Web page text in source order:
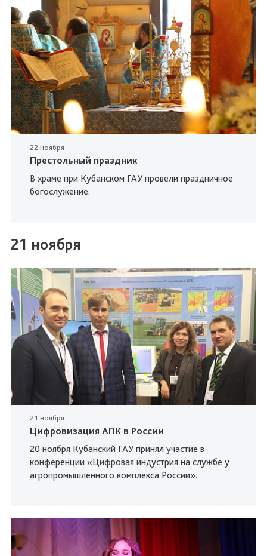
22 ноября
Престольный праздник
В храме при Кубанском ГАУ провели праздничное
богослужение.
21 ноября
21 ноября
Цифровизация АПК в России
20 ноября Кубанский ГАУ принял участие в
конференции «Цифровая индустрия на службе у
агропромышленного комплекса России».